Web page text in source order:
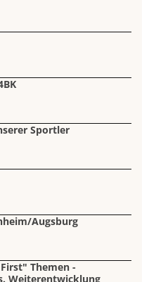
Sportler
Augsburg
Themen -
Weiterentwicklung